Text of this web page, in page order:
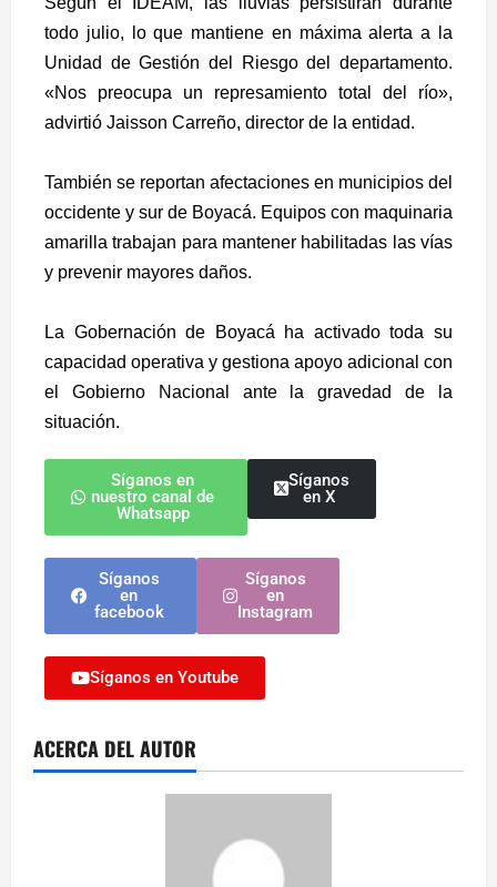
todo julio, lo que mantiene en máxima alerta a la
Unidad de Gestión del Riesgo del departamento.
«Nos preocupa un represamiento total del río»,
advirtió Jaisson Carreño, director de la entidad.
También se reportan afectaciones en municipios del
occidente y sur de Boyacá. Equipos con maquinaria
amarilla trabajan para mantener habilitadas las vías
y prevenir mayores daños.
La Gobernación de Boyacá ha activado toda su
capacidad operativa y gestiona apoyo adicional con
el Gobierno Nacional ante la gravedad de la
situación.
Síganos en
nuestro canal de
Whatsapp
Síganos
en X
Síganos
en
facebook
Síganos
en
Instagram
Síganos en Youtube
ACERCA DEL AUTOR